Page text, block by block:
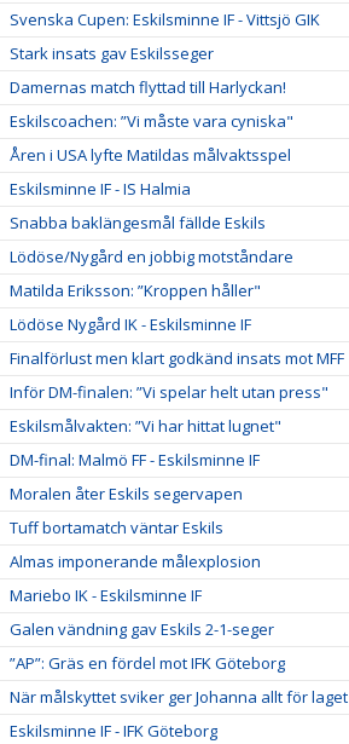
Svenska Cupen: Eskilsminne IF - Vittsjö GIK
Stark insats gav Eskilsseger
Damernas match flyttad till Harlyckan!
Eskilscoachen: ”Vi måste vara cyniska"
Åren i USA lyfte Matildas målvaktsspel
Eskilsminne IF - IS Halmia
Snabba baklängesmål fällde Eskils
Lödöse/Nygård en jobbig motståndare
Matilda Eriksson: ”Kroppen håller"
Lödöse Nygård IK - Eskilsminne IF
Finalförlust men klart godkänd insats mot MFF
Inför DM-finalen: ”Vi spelar helt utan press"
Eskilsmålvakten: ”Vi har hittat lugnet"
DM-final: Malmö FF - Eskilsminne IF
Moralen åter Eskils segervapen
Tuff bortamatch väntar Eskils
Almas imponerande målexplosion
Mariebo IK - Eskilsminne IF
Galen vändning gav Eskils 2-1-seger
”AP”: Gräs en fördel mot IFK Göteborg
När målskyttet sviker ger Johanna allt för laget
Eskilsminne IF - IFK Göteborg